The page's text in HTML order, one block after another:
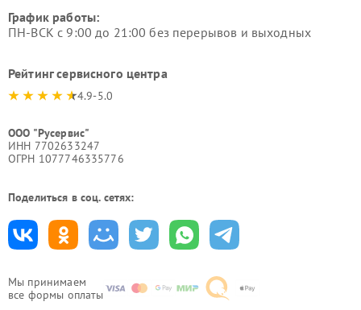
Мы принимаем
все формы оплаты
График работы:
ПН-ВСК с 9:00 до 21:00 без перерывов и выходных
Рейтинг сервисного центра
4.9-5.0
ООО "Русервис"
ИНН 7702633247
ОГРН 1077746335776
Поделиться в соц. сетях: